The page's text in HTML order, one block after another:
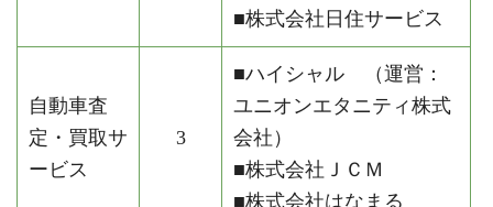
■株式会社日住サービス
自動車査
定・買取サ
ービス
3
■ハイシャル （運営：
ユニオンエタニティ株式
会社）
■株式会社ＪＣＭ
■株式会社はなまる